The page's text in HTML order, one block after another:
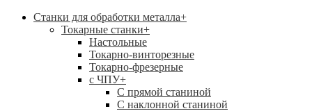
Станки для обработки металла+
Токарные станки+
Настольные
Токарно-винторезные
Токарно-фрезерные
с ЧПУ+
С прямой станиной
C наклонной станиной